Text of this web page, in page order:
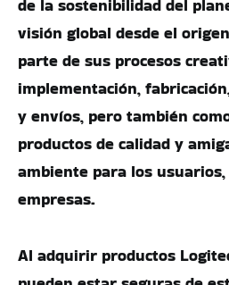
de la sostenibilidad del
visión global desde el
parte de sus procesos
implementación,
y envíos, pero también
productos de calidad y
ambiente para los
empresas.
Al adquirir productos